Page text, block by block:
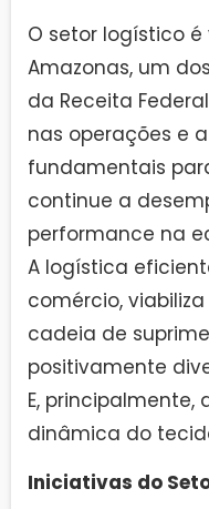
O setor logístico
Amazonas, um
da Receita
nas operações e
fundamentais
continue a
performance na
A logística
comércio,
cadeia de
positivamente
E,
dinâmica do
Iniciativas do